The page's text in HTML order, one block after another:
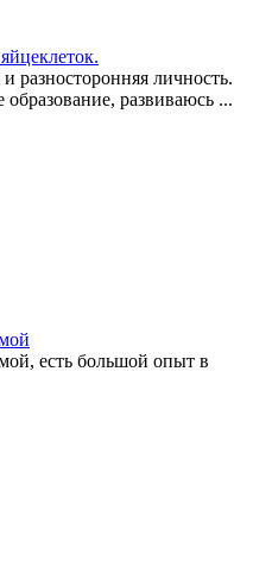
разносторонняя личность.
развиваюсь ...
есть большой опыт в